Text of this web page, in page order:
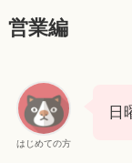
営業編
はじめての方
日